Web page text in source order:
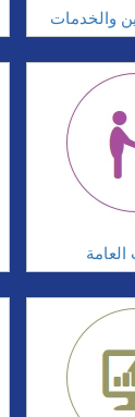
والخدمات
العامة